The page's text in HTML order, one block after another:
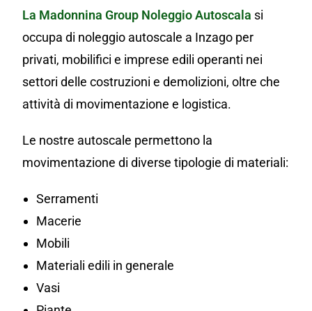
La Madonnina Group Noleggio Autoscala si
occupa di noleggio autoscale a Inzago per
privati, mobilifici e imprese edili operanti nei
settori delle costruzioni e demolizioni, oltre che
attività di movimentazione e logistica.
Le nostre autoscale permettono la
movimentazione di diverse tipologie di materiali:
Serramenti
Macerie
Mobili
Materiali edili in generale
Vasi